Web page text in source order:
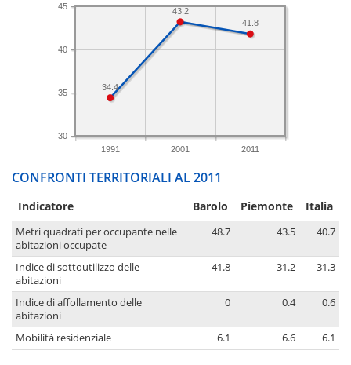
1991 2001 2011
30
35
40
45
41.8
43.2
34.4
CONFRONTI TERRITORIALI AL 2011
Indicatore Barolo Piemonte Italia
Metri quadrati per occupante nelle
abitazioni occupate
48.7 43.5 40.7
Indice di sottoutilizzo delle
abitazioni
41.8 31.2 31.3
Indice di affollamento delle
abitazioni
0 0.4 0.6
Mobilità residenziale 6.1 6.6 6.1